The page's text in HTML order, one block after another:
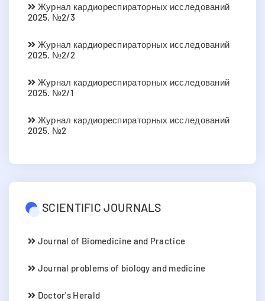
Журнал кардиореспираторных исследований
2025. №2/3
Журнал кардиореспираторных исследований
2025. №2/2
Журнал кардиореспираторных исследований
2025. №2/1
Журнал кардиореспираторных исследований
2025. №2
SCIENTIFIC JOURNALS
Journal of Biomedicine and Practice
Journal problems of biology and medicine
Doctor's Herald